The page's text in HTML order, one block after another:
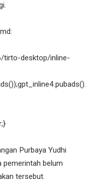
tirto-desktop/inline-
Purbaya Yudhi
pemerintah belum
tersebut.